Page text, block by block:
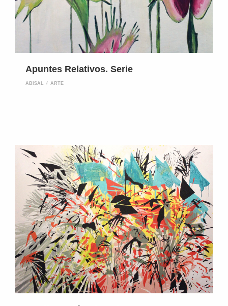
Apuntes Relativos. Serie
ABISAL ARTE